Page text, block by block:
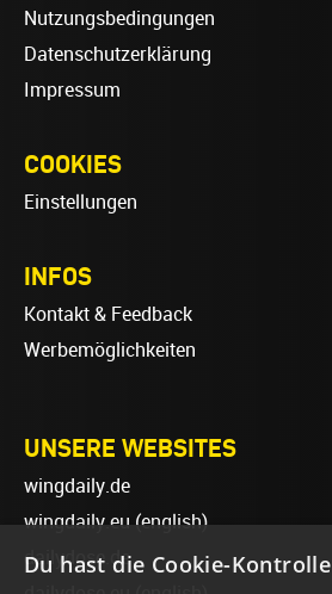
Nutzungsbedingungen
Datenschutzerklärung
Impressum
COOKIES
Einstellungen
INFOS
Kontakt & Feedback
Werbemöglichkeiten
UNSERE WEBSITES
wingdaily.de
wingdaily.eu(english)
dailydose.de
Du hast die Cookie-Kontrolle